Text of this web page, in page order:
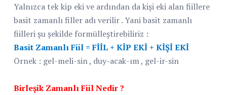
Yalnızca tek kip eki ve ardından da kişi eki alan fiillere
basit zamanlı filler adı verilir . Yani basit zamanlı
fiilleri şu şekilde formülleştirebiliriz :
Basit Zamanlı Fiil = FİİL + KİP EKİ + KİŞİ EKİ
Örnek : gel-meli-sin , duy-acak-ım , gel-ir-sin
Birleşik Zamanlı Fiil Nedir ?